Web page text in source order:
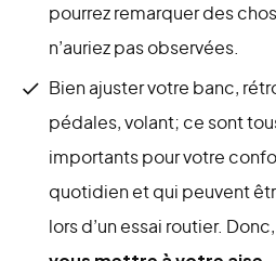
pourrez remarquer des
n’auriez pas observées.
Bien ajuster votre banc,
pédales, volant; ce sont
importants pour votre
quotidien et qui peuvent
lors d’un essai routier. Donc,